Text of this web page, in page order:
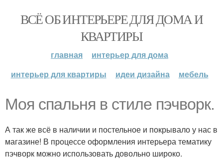
ВСЁ ОБ ИНТЕРЬЕРЕ ДЛЯ ДОМА И
КВАРТИРЫ
главная
интерьер для дома
интерьер для квартиры
идеи дизайна мебель
Моя спальня в стиле пэчворк.
А так же всё в наличии и постельное и покрывало у нас в
магазине! В процессе оформления интерьера тематику
пэчворк можно использовать довольно широко.